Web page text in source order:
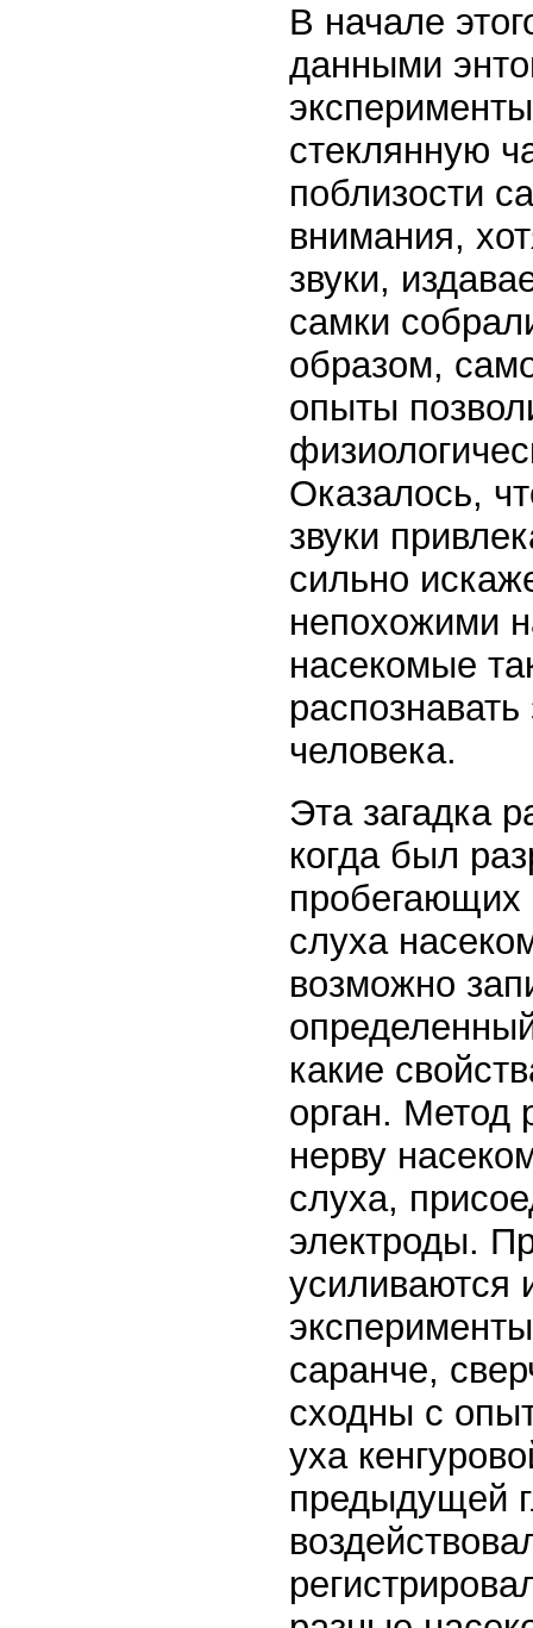
В начале
данными
стеклянную
поблизости
внимания,
звуки,
самки
образом,
опыты
Оказалось,
звуки
сильно
непохожими
насекомые
человека.
Эта загадка
когда был
пробегающих
слуха
возможно
какие
орган. Метод
нерву
слуха,
электроды.
усиливаются
саранче,
сходны с
уха
предыдущей